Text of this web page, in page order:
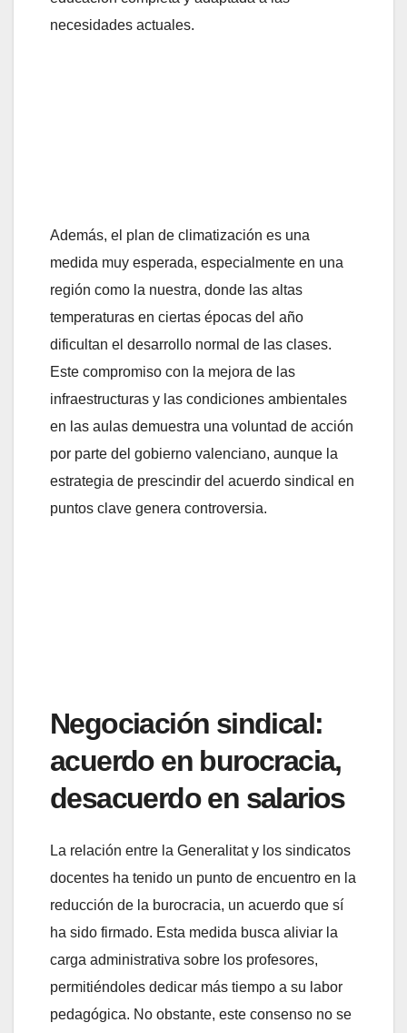
necesidades actuales.
Además, el plan de climatización es una
medida muy esperada, especialmente en una
región como la nuestra, donde las altas
temperaturas en ciertas épocas del año
dificultan el desarrollo normal de las clases.
Este compromiso con la mejora de las
infraestructuras y las condiciones ambientales
en las aulas demuestra una voluntad de acción
por parte del gobierno valenciano, aunque la
estrategia de prescindir del acuerdo sindical en
puntos clave genera controversia.
Negociación sindical:
acuerdo en burocracia,
desacuerdo en salarios
La relación entre la Generalitat y los sindicatos
docentes ha tenido un punto de encuentro en la
reducción de la burocracia, un acuerdo que sí
ha sido firmado. Esta medida busca aliviar la
carga administrativa sobre los profesores,
permitiéndoles dedicar más tiempo a su labor
pedagógica. No obstante, este consenso no se